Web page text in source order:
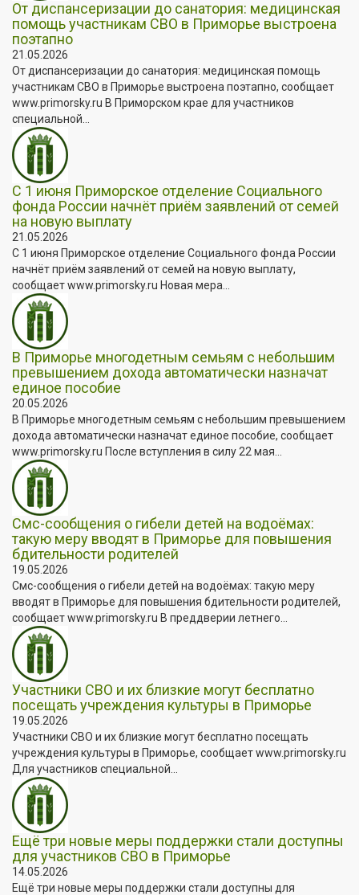
От диспансеризации до санатория: медицинская
помощь участникам СВО в Приморье выстроена
поэтапно
21.05.2026
От диспансеризации до санатория: медицинская помощь
участникам СВО в Приморье выстроена поэтапно, сообщает
www.primorsky.ru В Приморском крае для участников
специальной...
С 1 июня Приморское отделение Социального
фонда России начнёт приём заявлений от семей
на новую выплату
21.05.2026
С 1 июня Приморское отделение Социального фонда России
начнёт приём заявлений от семей на новую выплату,
сообщает www.primorsky.ru Новая мера...
В Приморье многодетным семьям с небольшим
превышением дохода автоматически назначат
единое пособие
20.05.2026
В Приморье многодетным семьям с небольшим превышением
дохода автоматически назначат единое пособие, сообщает
www.primorsky.ru После вступления в силу 22 мая...
Смс-сообщения о гибели детей на водоёмах:
такую меру вводят в Приморье для повышения
бдительности родителей
19.05.2026
Смс-сообщения о гибели детей на водоёмах: такую меру
вводят в Приморье для повышения бдительности родителей,
сообщает www.primorsky.ru В преддверии летнего...
Участники СВО и их близкие могут бесплатно
посещать учреждения культуры в Приморье
19.05.2026
Участники СВО и их близкие могут бесплатно посещать
учреждения культуры в Приморье, сообщает www.primorsky.ru
Для участников специальной...
Ещё три новые меры поддержки стали доступны
для участников СВО в Приморье
14.05.2026
Ещё три новые меры поддержки стали доступны для